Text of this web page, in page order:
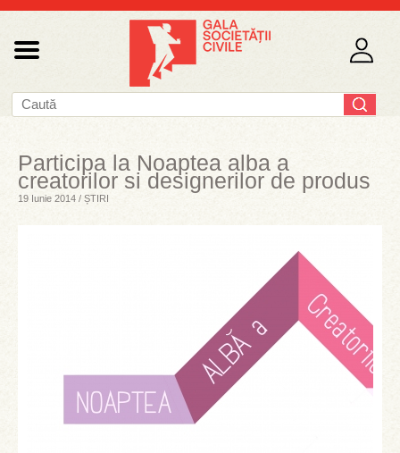
Participa la Noaptea alba a
creatorilor si designerilor de produs
19 Iunie 2014 / ȘTIRI